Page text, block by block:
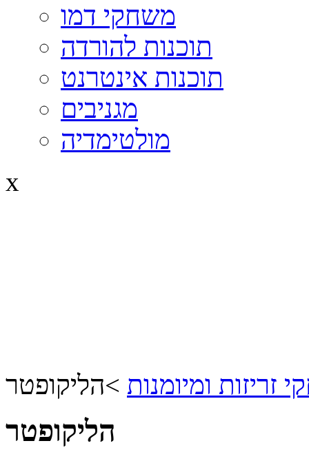
משחקי דמו
תוכנות להורדה
תוכנות אינטרנט
מגניבים
מולטימדיה
x
זריזות ומיומנות >הליקופטר
הליקופטר